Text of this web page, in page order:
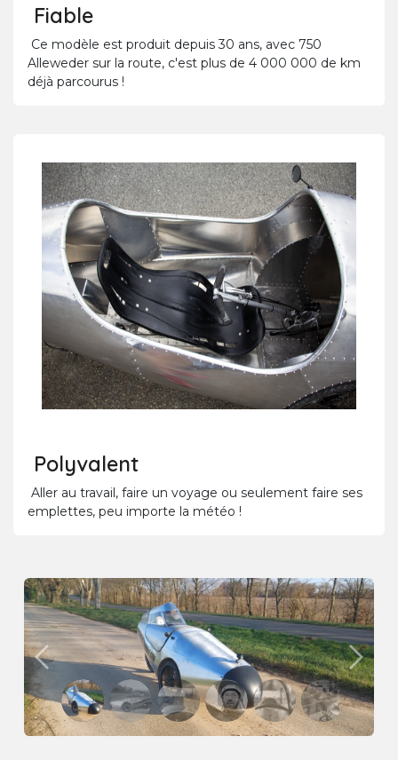
Fiable
Ce modèle est produit depuis 30 ans, avec 750
Alleweder sur la route, c'est plus de 4 000 000 de km
déjà parcourus !
Polyvalent
Aller au travail, faire un voyage ou seulement faire ses
emplettes, peu importe la météo !
Précédent